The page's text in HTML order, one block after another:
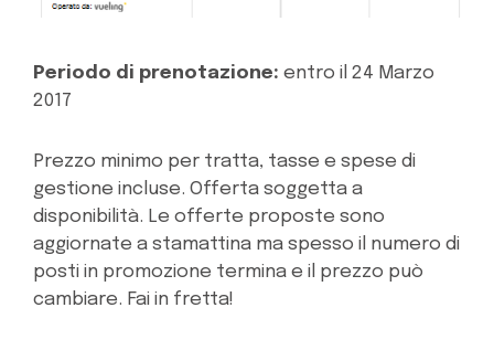
Periodo di prenotazione: entro il 24 Marzo
2017
Prezzo minimo per tratta, tasse e spese di
gestione incluse. Offerta soggetta a
disponibilità. Le offerte proposte sono
aggiornate a stamattina ma spesso il numero di
posti in promozione termina e il prezzo può
cambiare. Fai in fretta!